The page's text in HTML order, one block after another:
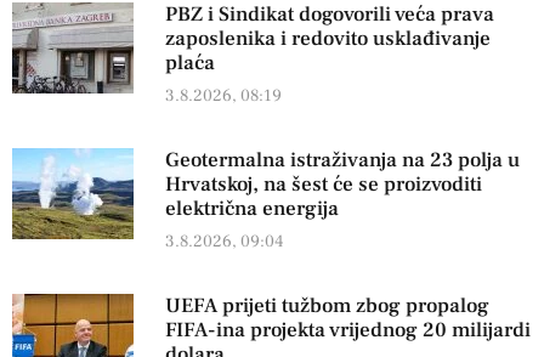
PBZ i Sindikat dogovorili veća prava
zaposlenika i redovito usklađivanje
plaća
3.8.2026, 08:19
Geotermalna istraživanja na 23 polja u
Hrvatskoj, na šest će se proizvoditi
električna energija
3.8.2026, 09:04
UEFA prijeti tužbom zbog propalog
FIFA-ina projekta vrijednog 20 milijardi